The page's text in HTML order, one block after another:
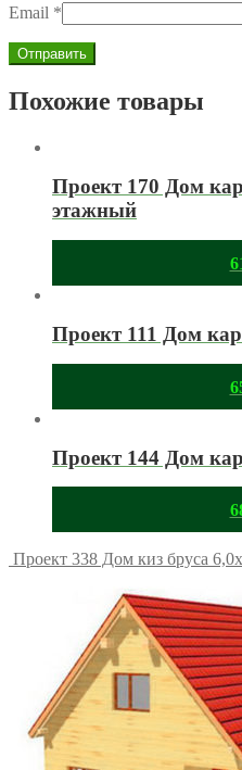
Email *
Похожие товары
Проект 170 Дом
этажный
Проект 111 Дом
Проект 144 Дом
Проект 338 Дом киз бруса